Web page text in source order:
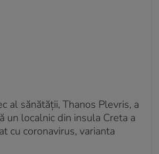
al sănătății, Thanos Plevris, a
un localnic din insula Creta a
cu coronavirus, varianta